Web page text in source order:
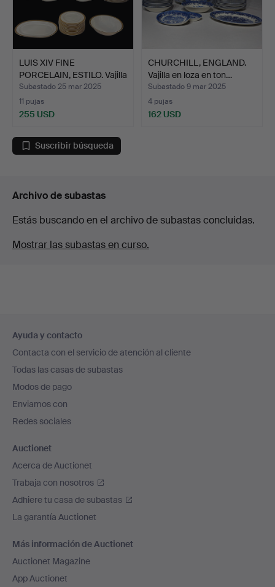
LUIS XIV FINE
PORCELAIN, ESTILO. Vajilla
e…
Subastado 25 mar 2025
11 pujas
255 USD
CHURCHILL, ENGLAND.
Vajilla en loza en ton…
Subastado 9 mar 2025
4 pujas
162 USD
Suscribir búsqueda
Archivo de subastas
Estás buscando en el archivo de subastas concluidas.
Mostrar las subastas en curso.
en
el
pie
de
página
Ayuda y contacto
Contacta con el servicio de atención al cliente
Todas las casas de subastas
Modos de pago
Enviamos con
Redes sociales
Auctionet
Acerca de Auctionet
Trabaja con nosotros
Adhiere tu casa de subastas
La garantía Auctionet
Más información de Auctionet
Auctionet Magazine
App Auctionet